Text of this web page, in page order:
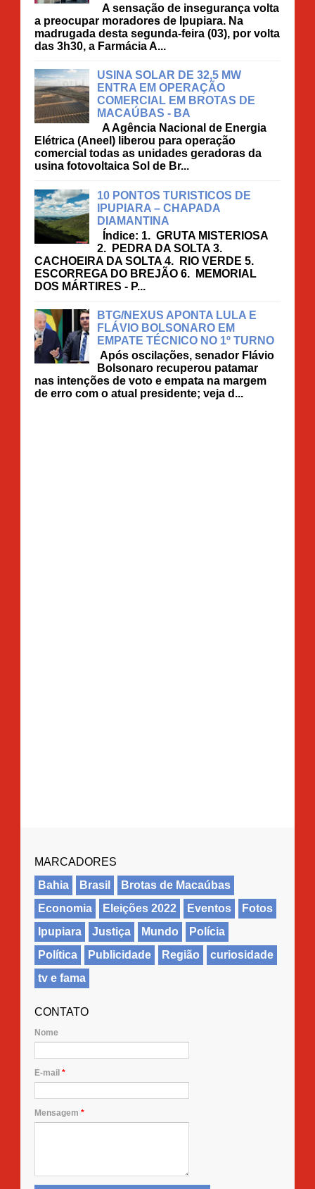
A sensação de insegurança volta
a preocupar moradores de Ipupiara. Na
madrugada desta segunda-feira (03), por volta
das 3h30, a Farmácia A...
USINA SOLAR DE 32,5 MW
ENTRA EM OPERAÇÃO
COMERCIAL EM BROTAS DE
MACAÚBAS - BA
A Agência Nacional de Energia
Elétrica (Aneel) liberou para operação
comercial todas as unidades geradoras da
usina fotovoltaica Sol de Br...
10 PONTOS TURISTICOS DE
IPUPIARA – CHAPADA
DIAMANTINA
Índice: 1. GRUTA MISTERIOSA
2. PEDRA DA SOLTA 3.
CACHOEIRA DA SOLTA 4. RIO VERDE 5.
ESCORREGA DO BREJÃO 6. MEMORIAL
DOS MÁRTIRES - P...
BTG/NEXUS APONTA LULA E
FLÁVIO BOLSONARO EM
EMPATE TÉCNICO NO 1º TURNO
Após oscilações, senador Flávio
Bolsonaro recuperou patamar
nas intenções de voto e empata na margem
de erro com o atual presidente; veja d...
MARCADORES
Bahia
Brasil
Brotas de Macaúbas
Economia
Eleições 2022 Eventos
Fotos
Ipupiara
Justiça Mundo
Polícia
Política
Publicidade Região
curiosidade
tv e fama
CONTATO
Nome
E-mail *
Mensagem *